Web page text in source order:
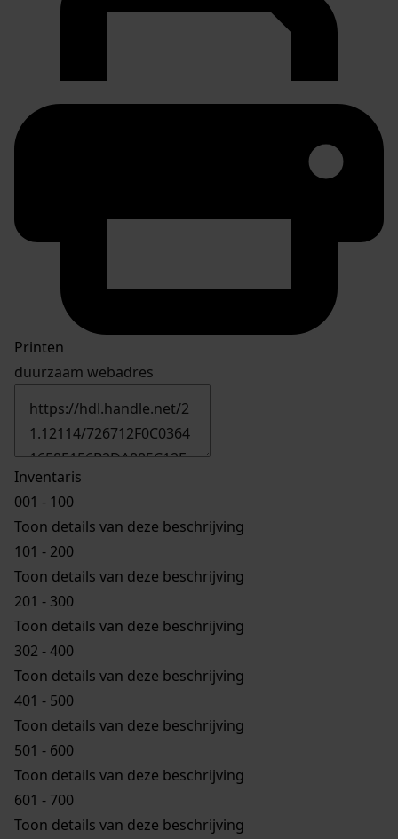
Printen
duurzaam webadres
Inventaris
001 - 100
Toon details van deze beschrijving
101 - 200
Toon details van deze beschrijving
201 - 300
Toon details van deze beschrijving
302 - 400
Toon details van deze beschrijving
401 - 500
Toon details van deze beschrijving
501 - 600
Toon details van deze beschrijving
601 - 700
Toon details van deze beschrijving